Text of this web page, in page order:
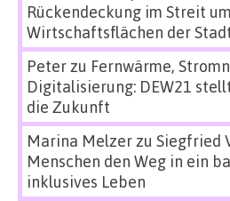
Rückendeckung im Streit
Wirtschaftsflächen der
Peterzu Fernwärme,
Digitalisierung: DEW21
die Zukunft
Marina Melzerzu Siegfried
Menschen den Weg in ein
inklusives Leben